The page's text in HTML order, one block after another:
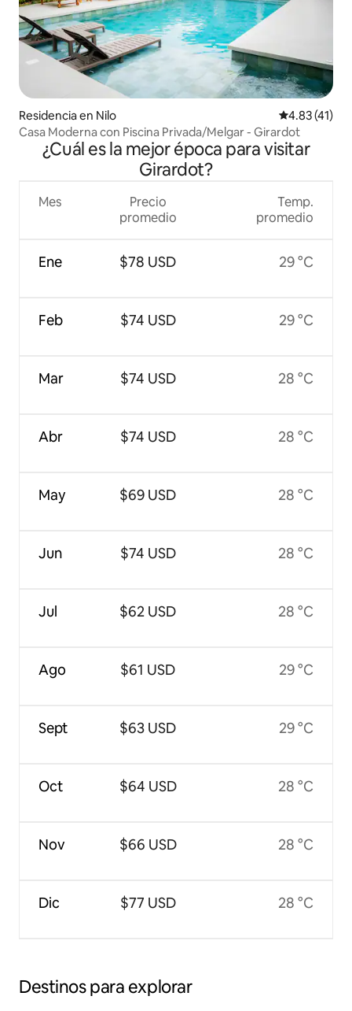
Residencia en Nilo Calificación
4.83 (41)
Casa Moderna con Piscina Privada/Melgar - Girardot
¿Cuál es la mejor época para visitar
Girardot?
Mes
Ene
Feb
Mar
Abr
May
Jun
Jul
Ago
Sept
Oct
Nov
Dic
Precio
promedio
$78 USD
$74 USD
$74 USD
$74 USD
$69 USD
$74 USD
$62 USD
$61 USD
$63 USD
$64 USD
$66 USD
$77 USD
Temp.
promedio
29 °C
29 °C
28 °C
28 °C
28 °C
28 °C
28 °C
29 °C
29 °C
28 °C
28 °C
28 °C
Destinos para explorar